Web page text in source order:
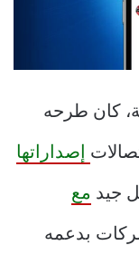
كان طرحه
إصداراتها
جيد مع
بدعمه